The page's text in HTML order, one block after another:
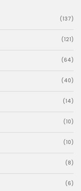
(137)
(121)
(64)
(40)
(14)
(10)
(10)
(8)
(6)